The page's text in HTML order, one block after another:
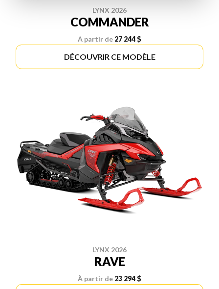
LYNX 2026
COMMANDER
À partir de 27 244 $
DÉCOUVRIR CE MODÈLE
LYNX 2026
RAVE
À partir de 23 294 $